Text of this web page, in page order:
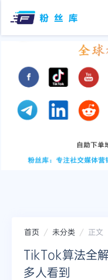
首页 未分类 正文
TikTok算法全
多人看到